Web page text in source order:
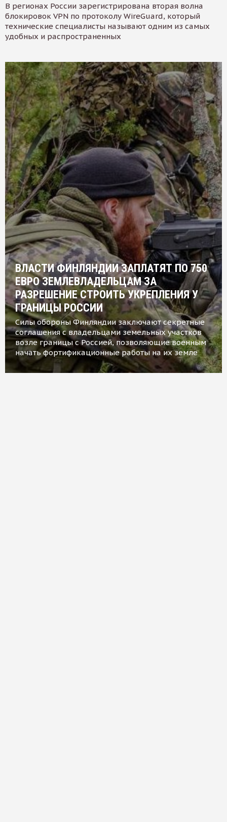
В регионах России зарегистрирована вторая волна
блокировок VPN по протоколу WireGuard, который
технические специалисты называют одним из самых
удобных и распространенных
ВЛАСТИ ФИНЛЯНДИИ ЗАПЛАТЯТ ПО 750
ЕВРО ЗЕМЛЕВЛАДЕЛЬЦАМ ЗА
РАЗРЕШЕНИЕ СТРОИТЬ УКРЕПЛЕНИЯ У
ГРАНИЦЫ РОССИИ
Силы обороны Финляндии заключают секретные
соглашения с владельцами земельных участков
возле границы с Россией, позволяющие военным
начать фортификационные работы на их земле